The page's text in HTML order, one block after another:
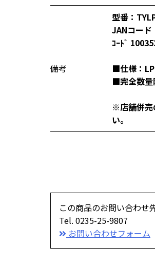
備考
型番：
JANコー
ｺｰﾄﾞ
■仕様：LP
■完全数量
※店舗併売
い。
この商品のお問い合わせ
Tel. 0235-25-9807
お問い合わせフォーム